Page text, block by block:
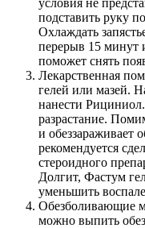
условия не
подставить руку
Охлаждать
перерыв 15 минут
поможет снять
Лекарственная
гелей или мазей.
нанести
разрастание.
и обеззараживает
рекомендуется
стероидного
Долгит, Фастум
уменьшить
Обезболивающие
можно выпить